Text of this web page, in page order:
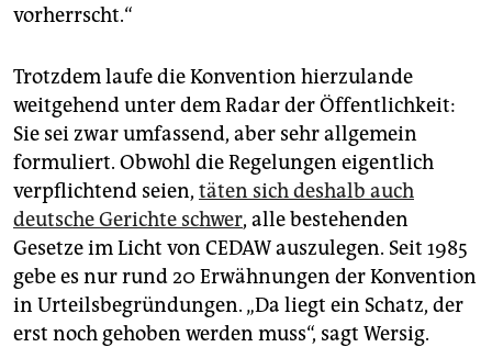
vorherrscht.“
Trotzdem laufe die Konvention hierzulande
weitgehend unter dem Radar der Öffentlichkeit:
Sie sei zwar umfassend, aber sehr allgemein
formuliert. Obwohl die Regelungen eigentlich
verpflichtend seien, täten sich deshalb auch
deutsche Gerichte schwer, alle bestehenden
Gesetze im Licht von CEDAW auszulegen. Seit 1985
gebe es nur rund 20 Erwähnungen der Konvention
in Urteilsbegründungen. „Da liegt ein Schatz, der
erst noch gehoben werden muss“, sagt Wersig.